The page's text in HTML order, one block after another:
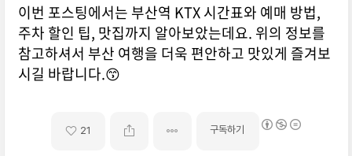
이번 포스팅에서는 부산역 KTX 시간표와 예매 방법,
주차 할인 팁, 맛집까지 알아보았는데요. 위의 정보를
참고하셔서 부산 여행을 더욱 편안하고 맛있게 즐겨보
시길 바랍니다.😙
21 구독하기